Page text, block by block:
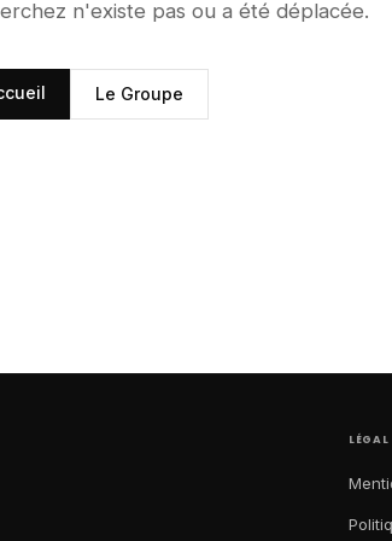
n'existe pas ou a été déplacée.
Le Groupe
LÉGAL